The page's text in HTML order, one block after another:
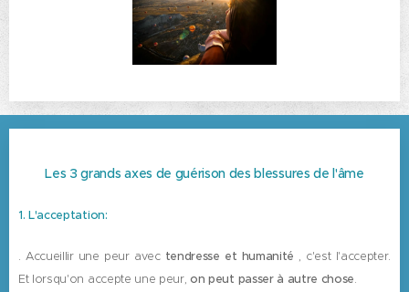
Les 3 grands axes de guérison des blessures de l'âme
1. L'acceptation:
. Accueillir une peur avec tendresse et humanité , c'est l'accepter.
Et lorsqu'on accepte une peur,on peut passer à autre chose.